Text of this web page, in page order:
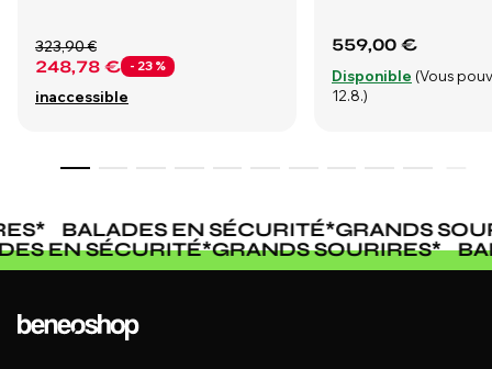
248,78 € - 23 %
323,90 €
inaccessible
559,00 €
Disponible (Vous
12.8.)
* BALADES EN SÉCURITÉ*GRANDS
EN SÉCURITÉ*GRANDS SOURIRES*